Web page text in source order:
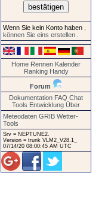
Wenn Sie kein Konto haben
können Sie eins erstellen
Home Rennen Kalender
Ranking Handy
Forum
Dokumentation FAQ Chat
Tools Entwicklung Über
Meteodaten GRIB Wetter-
Tools
Srv = NEPTUNE2.
Version = trunk VLM2_V28.1_
07/14/20 08:00:45 AM UTC